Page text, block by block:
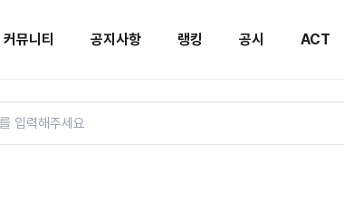
커뮤니티 공지사항 랭킹 공시 ACT